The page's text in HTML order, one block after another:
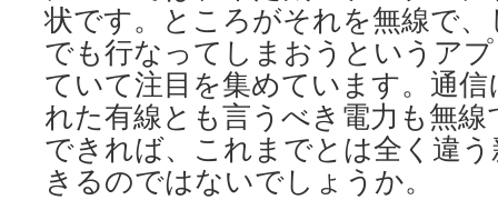
状です。ところがそれを無線で
でも行なってしまおうというア
ていて注目を集めています。通
れた有線とも言うべき電力も無
できれば、これまでとは全く違
きるのではないでしょうか。